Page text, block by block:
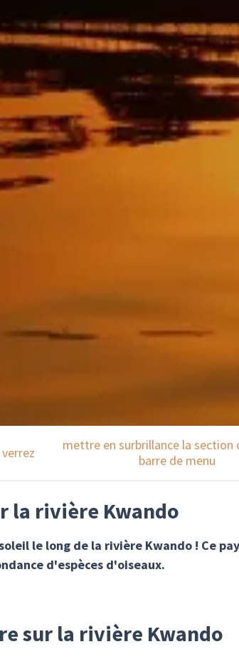
mettre en surbrillance la section
barre de menu
la rivière Kwando
le long de la rivière Kwando ! Ce
d'espèces d'oiseaux.
sur la rivière Kwando